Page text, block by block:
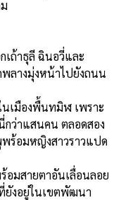
เถ้าธุลี ฉินอวี่และ
พลางมุ่งหน้าไปยังถนน
นเมืองพื้นทมิฬ เพราะ
ว่าแสนคน ตลอดสอง
ร้อมหญิงสาวราวแปด
อมสายตาอันเลื่อนลอย
ยังอยู่ในเขตพัฒนา